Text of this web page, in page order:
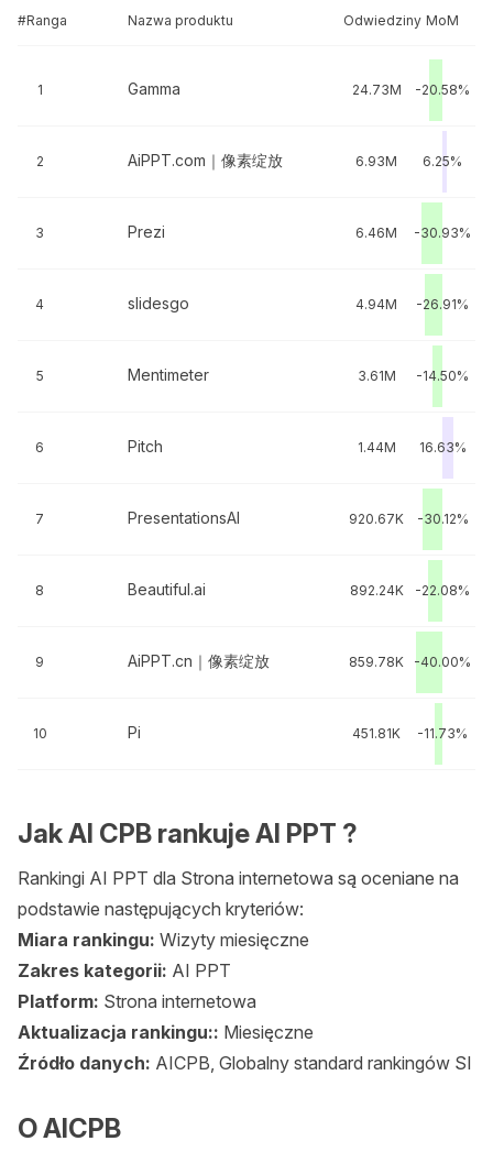
#Ranga Nazwa produktu Odwiedziny MoM
1 Gamma 24.73M -20.58%
2 AiPPT.com｜像素绽放 6.93M 6.25%
3 Prezi 6.46M -30.93%
4 slidesgo 4.94M -26.91%
5 Mentimeter 3.61M -14.50%
6 Pitch 1.44M 16.63%
7 PresentationsAI 920.67K -30.12%
8 Beautiful.ai 892.24K -22.08%
9 AiPPT.cn｜像素绽放 859.78K -40.00%
10 Pi 451.81K -11.73%
Jak AI CPB rankuje AI PPT ?
Rankingi AI PPT dla Strona internetowa są oceniane na
podstawie następujących kryteriów:
Miara rankingu: Wizyty miesięczne
Zakres kategorii: AI PPT
Platform: Strona internetowa
Aktualizacja rankingu:: Miesięczne
Źródło danych: AICPB, Globalny standard rankingów SI
O AICPB